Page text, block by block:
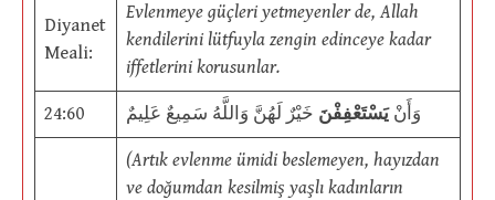
Diyanet
Meali:
Evlenmeye güçleri yetmeyenler de, Allah
kendilerini lütfuyla zengin edinceye kadar
iffetlerini korusunlar.
24:60 وَأَنْيَسْتَعْفِفْنَ خَيْرٌ لَهُنَّ وَاللَّهُ سَمِيعٌ عَلِيمٌ
(Artık evlenme ümidi beslemeyen, hayızdan
ve doğumdan kesilmiş yaşlı kadınların